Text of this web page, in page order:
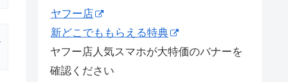
ヤフー店
新どこでももらえる特典
ヤフー店人気スマホが大特価のバナーを
確認ください